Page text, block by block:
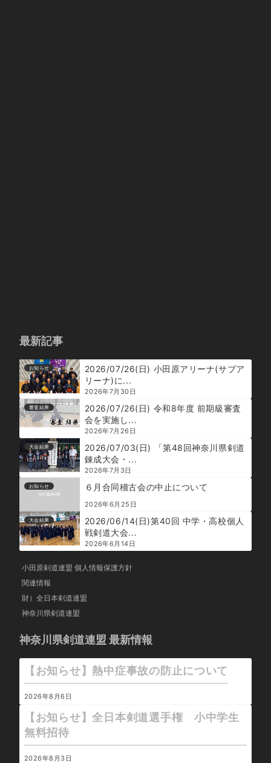
最新記事
お知らせ
2026/07/26(日) 小田原アリーナ(サブア
リーナ)に...
2026年7月30日
審査結果
2026/07/26(日) 令和8年度 前期級審査
会を実施し...
2026年7月26日
大会結果
2026/07/03(日) 「第48回神奈川県剣道
錬成大会・...
2026年7月3日
お知らせ ６月合同稽古会の中止について
2026年6月25日
大会結果
2026/06/14(日)第40回 中学・高校個人
戦剣道大会...
2026年6月14日
小田原剣道連盟 個人情報保護方針
関連情報
財）全日本剣道連盟
神奈川県剣道連盟
神奈川県剣道連盟 最新情報
【お知らせ】熱中症事故の防止について
2026年8月6日
【お知らせ】全日本剣道選手権 小中学生
無料招待
2026年8月3日